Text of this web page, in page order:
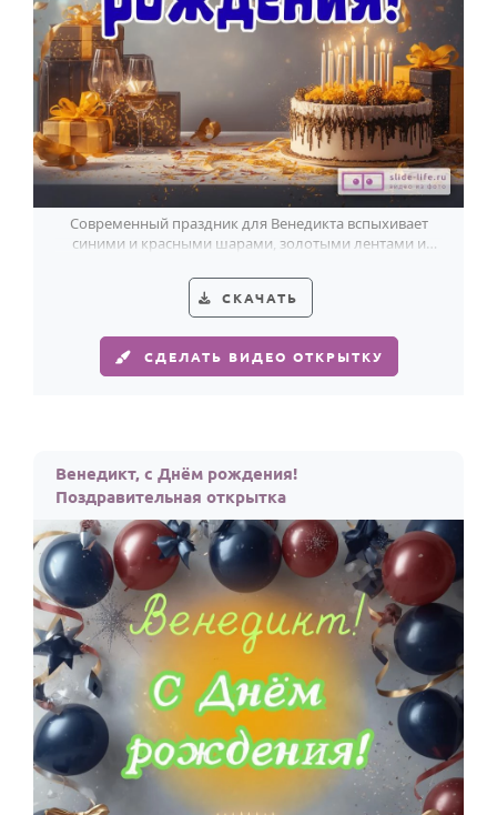
Современный праздник для Венедикта вспыхивает
синими и красными шарами, золотыми лентами и
СКАЧАТЬ
СДЕЛАТЬ ВИДЕО ОТКРЫТКУ
Венедикт, с Днём рождения!
Поздравительная открытка